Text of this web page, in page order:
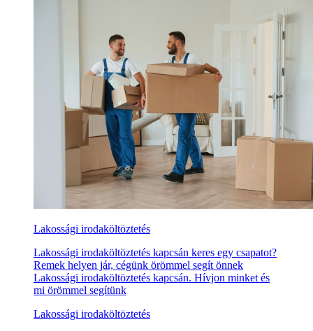
Lakossági irodaköltöztetés
Lakossági irodaköltöztetés kapcsán keres egy csapatot?
Remek helyen jár, cégünk örömmel segít önnek
Lakossági irodaköltöztetés kapcsán. Hívjon minket és
mi örömmel segítünk
Lakossági irodaköltöztetés